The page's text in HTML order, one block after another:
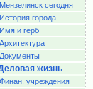
Мензелинск сегодня
История города
Имя и герб
Архитектура
Документы
жизнь
Финан. учреждения